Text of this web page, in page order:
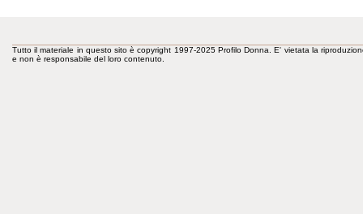
Tutto il materiale in questo sito è copyright 1997-2025 Profilo Donna. E' vietata la
e non è responsabile del loro contenuto.